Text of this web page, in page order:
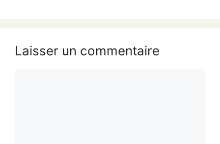
Laisser un commentaire